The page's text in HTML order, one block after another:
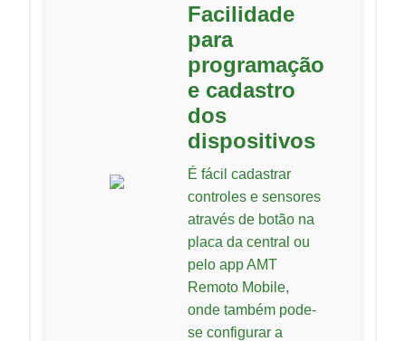
Facilidade
para
programação
e cadastro
dos
dispositivos
É fácil cadastrar
controles e sensores
através de botão na
placa da central ou
pelo app AMT
Remoto Mobile,
onde também pode-
se configurar a